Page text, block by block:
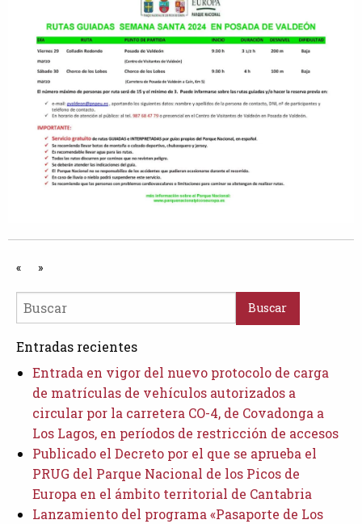
« »
Entradas recientes
Entrada en vigor del nuevo protocolo de carga
de matrículas de vehículos autorizados a
circular por la carretera CO-4, de Covadonga a
Los Lagos, en períodos de restricción de accesos
Publicado el Decreto por el que se aprueba el
PRUG del Parque Nacional de los Picos de
Europa en el ámbito territorial de Cantabria
Lanzamiento del programa «Pasaporte de Los